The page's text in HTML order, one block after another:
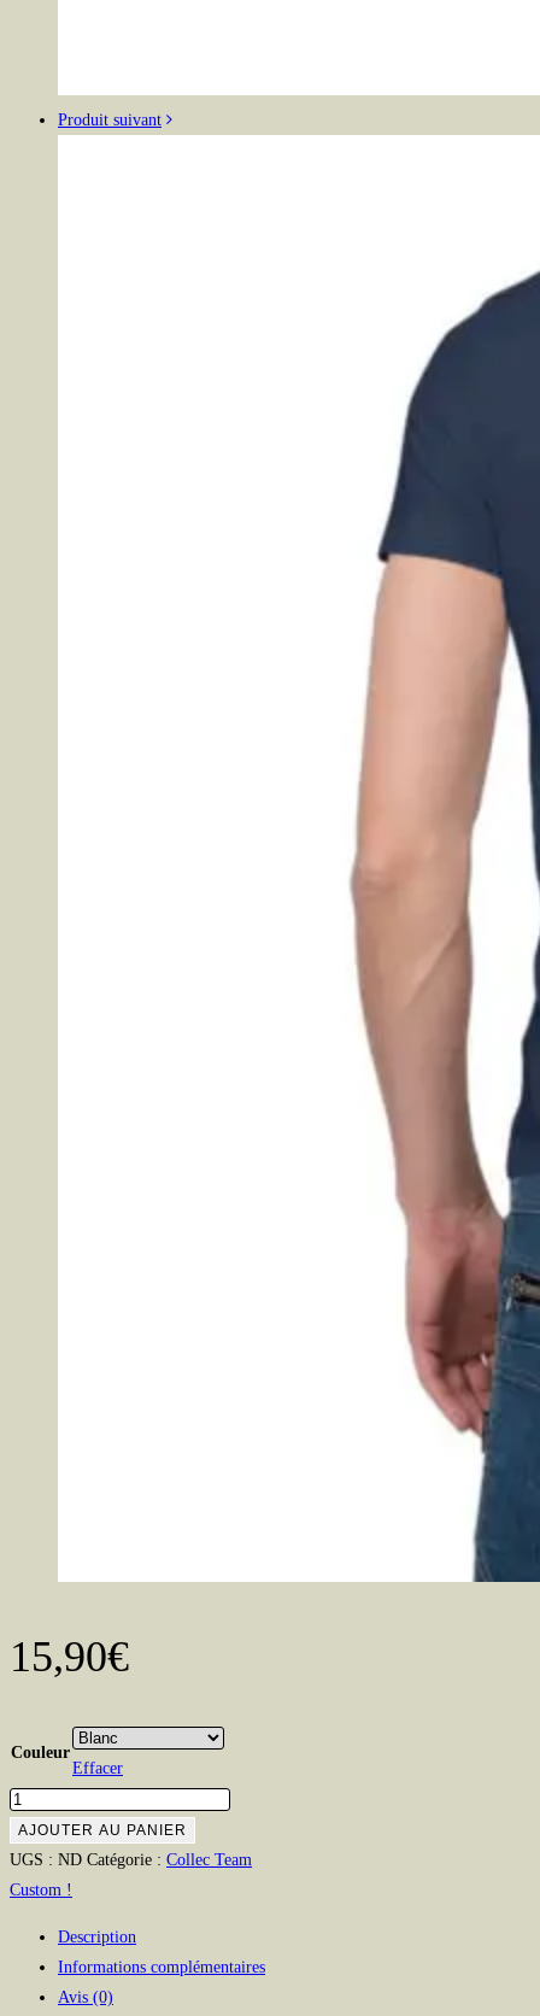
Produit suivant
15,90€
Couleur
Effacer
quantité
de
Mug
métal
CUSTOM
AJOUTER AU PANIER
UGS : ND Catégorie : Collec Team
Custom !
Description
Informations complémentaires
Avis (0)